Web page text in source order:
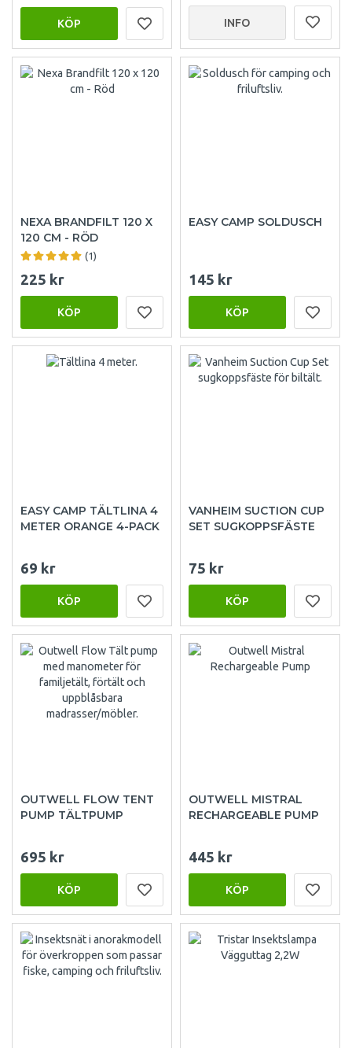
KÖP INFO
NEXA BRANDFILT 120 X
120 CM - RÖD
(1)
225 kr
KÖP
EASY CAMP SOLDUSCH
145 kr
KÖP
EASY CAMP TÄLTLINA 4
METER ORANGE 4-PACK
69 kr
KÖP
VANHEIM SUCTION CUP
SET SUGKOPPSFÄSTE
75 kr
KÖP
OUTWELL FLOW TENT
PUMP TÄLTPUMP
695 kr
KÖP
OUTWELL MISTRAL
RECHARGEABLE PUMP
445 kr
KÖP